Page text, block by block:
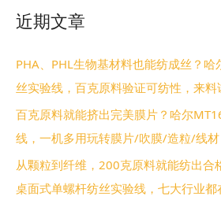
近期文章
PHA、PHL生物基材料也能纺成丝？
丝实验线，百克原料验证可纺性，来料
百克原料就能挤出完美膜片？哈尔
线，一机多用玩转膜片/吹膜/造粒/线材
从颗粒到纤维，200克原料就能纺出合
桌面式单螺杆纺丝实验线，七大行业都